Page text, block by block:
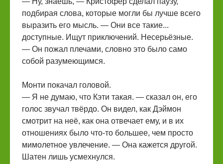
подбирая слова, которые могли бы лучше всего
выразить его мысль. — Они все такие...
доступные. Ищут приключений. Несерьёзные.
— Он пожал плечами, словно это было само
собой разумеющимся.
Монти покачал головой.
— Я не думаю, что Кэти такая. — сказал он, его
голос звучал твёрдо. Он видел, как Дэймон
смотрит на неё, как она отвечает ему, и в их
отношениях было что-то большее, чем просто
мимолетное увлечение. — Она кажется другой.
Шатен лишь усмехнулся.